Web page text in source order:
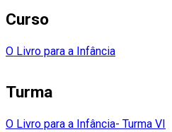
Curso
O Livro para a Infância
Turma
O Livro para a Infância- Turma VI